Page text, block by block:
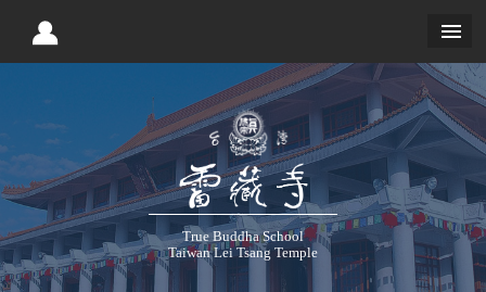
True Buddha School
Taiwan Lei Tsang Temple